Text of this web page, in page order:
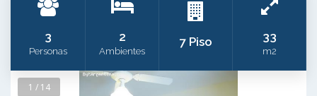
3
Personas
2
Ambientes
7 Piso 33
m2
1 / 14